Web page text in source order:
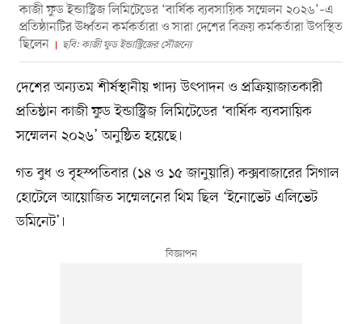
কাজী ফুড ইন্ডাস্ট্রিজ লিমিটেডের ‘বার্ষিক ব্যবসায়িক সম্মেলন ২০২৬’–এ
প্রতিষ্ঠানটির ঊর্ধ্বতন কর্মকর্তারা ও সারা দেশের বিক্রয় কর্মকর্তারা উপস্থিত
ছিলেন
ছবি: কাজী ফুড ইন্ডাস্ট্রিজের সৌজন্যে
দেশের অন্যতম শীর্ষস্থানীয় খাদ্য উৎপাদন ও প্রক্রিয়াজাতকারী
প্রতিষ্ঠান কাজী ফুড ইন্ডাস্ট্রিজ লিমিটেডের ‘বার্ষিক ব্যবসায়িক
সম্মেলন ২০২৬’ অনুষ্ঠিত হয়েছে।
গত বুধ ও বৃহস্পতিবার (১৪ ও ১৫ জানুয়ারি) কক্সবাজারের সিগাল
হোটেলে আয়োজিত সম্মেলনের থিম ছিল ‘ইনোভেট এলিভেট
ডমিনেট’।